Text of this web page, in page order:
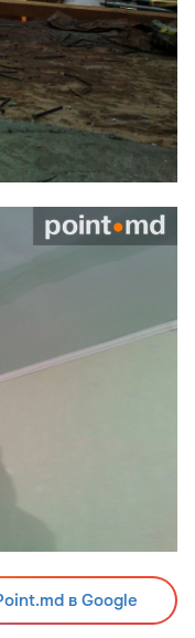
в Google